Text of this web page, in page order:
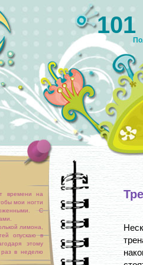
времени на
мои ногти
С
лимона,
опускаю в
этому
в неделю